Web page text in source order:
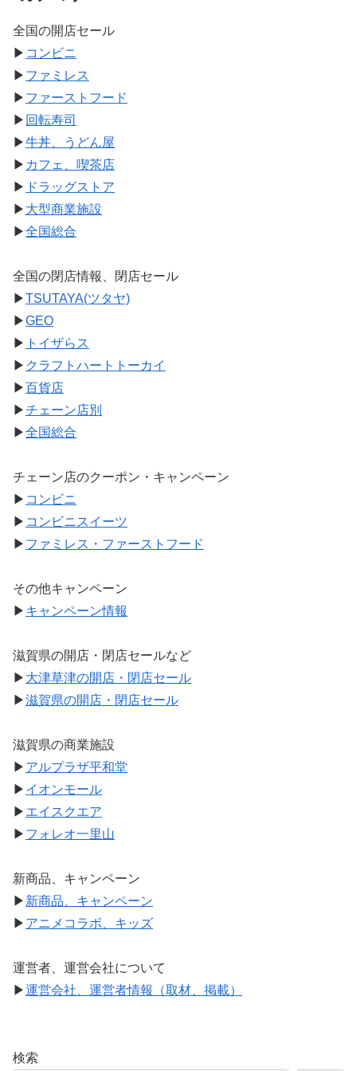
全国の開店セール
▶ コンビニ
▶ ファミレス
▶ ファーストフード
▶ 回転寿司
▶牛丼、うどん屋
▶ カフェ、喫茶店
▶ ドラッグストア
▶ 大型商業施設
▶全国総合
全国の閉店情報、閉店セール
▶TSUTAYA(ツタヤ)
▶GEO
▶ トイザらス
▶ クラフトハートトーカイ
▶百貨店
▶チェーン店別
▶全国総合
チェーン店のクーポン・キャンペーン
▶ コンビニ
▶ コンビニスイーツ
▶ ファミレス・ファーストフード
その他キャンペーン
▶ キャンペーン情報
滋賀県の開店・閉店セールなど
▶ 大津草津の開店・閉店セール
▶滋賀県の開店・閉店セール
滋賀県の商業施設
▶ アルプラザ平和堂
▶ イオンモール
▶ エイスクエア
▶ フォレオ一里山
新商品、キャンペーン
▶ 新商品、キャンペーン
▶ アニメコラボ、キッズ
運営者、運営会社について
▶運営会社、運営者情報（取材、掲載）
検索